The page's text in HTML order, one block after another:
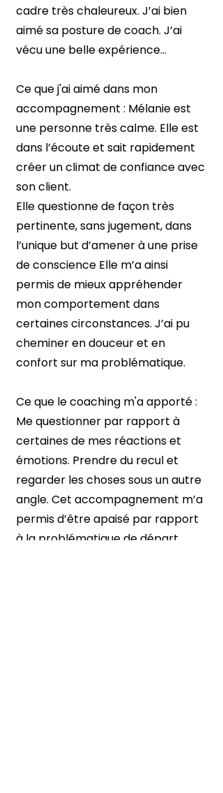
cadre très chaleureux. J’ai bien
aimé sa posture de coach. J’ai
vécu une belle expérience…
Ce que j'ai aimé dans mon
accompagnement : Mélanie est
une personne très calme. Elle est
dans l’écoute et sait rapidement
créer un climat de confiance avec
son client.
Elle questionne de façon très
pertinente, sans jugement, dans
l’unique but d’amener à une prise
de conscience Elle m’a ainsi
permis de mieux appréhender
mon comportement dans
certaines circonstances. J’ai pu
cheminer en douceur et en
confort sur ma problématique.
Ce que le coaching m'a apporté :
Me questionner par rapport à
certaines de mes réactions et
émotions. Prendre du recul et
regarder les choses sous un autre
angle. Cet accompagnement m’a
permis d’être apaisé par rapport
à la problématique de départ.